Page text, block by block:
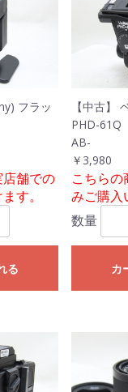
フラッ
舗での
す。
る
【中古】
PHD-61Q
AB-
￥3,980
こちら
みご購入
数量
カ